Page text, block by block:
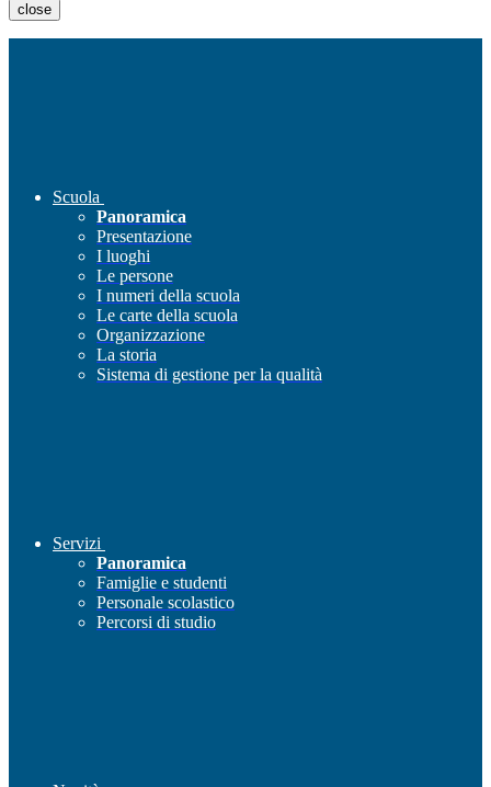
close
Scuola
Panoramica
Presentazione
I luoghi
Le persone
I numeri della scuola
Le carte della scuola
Organizzazione
La storia
Sistema di gestione per la qualità
Servizi
Panoramica
Famiglie e studenti
Personale scolastico
Percorsi di studio